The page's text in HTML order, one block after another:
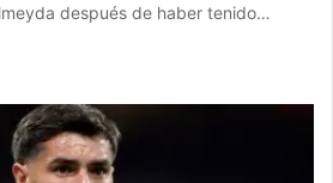
después de haber tenido…